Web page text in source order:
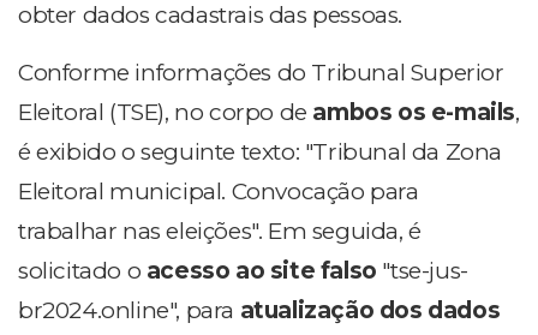
obter dados cadastrais das pessoas.
Conforme informações do Tribunal Superior
Eleitoral (TSE), no corpo de ambos os e-mails,
é exibido o seguinte texto: "Tribunal da Zona
Eleitoral municipal. Convocação para
trabalhar nas eleições". Em seguida, é
solicitado o acesso ao site falso "tse-jus-
br2024.online", para atualização dos dados